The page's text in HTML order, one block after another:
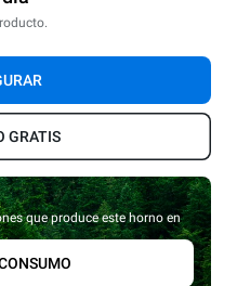
GRATIS
que produce este horno en